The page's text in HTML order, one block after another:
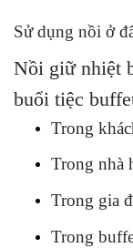
Sử dụng nồi ở
Nồi giữ nhiệt
buổi tiệc
Trong
Trong nhà
Trong gia
Trong